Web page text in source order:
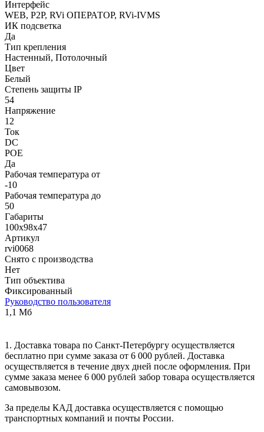
Интерфейс
WEB, P2P, RVi ОПЕРАТОР, RVi-IVMS
ИК подсветка
Да
Тип крепления
Настенный, Потолочный
Цвет
Белый
Степень защиты IP
54
Напряжение
12
Ток
DC
POE
Да
Рабочая температура от
-10
Рабочая температура до
50
Габариты
100x98х47
Артикул
rvi0068
Снято с производства
Нет
Тип объектива
Фиксированный
Руководство пользователя
1,1 Мб
1. Доставка товара по Санкт-Петербургу осуществляется
бесплатно при сумме заказа от 6 000 рублей. Доставка
осуществляется в течение двух дней после оформления. При
сумме заказа менее 6 000 рублей забор товара осуществляется
самовывозом.
За пределы КАД доставка осуществляется с помощью
транспортных компаний и почты России.